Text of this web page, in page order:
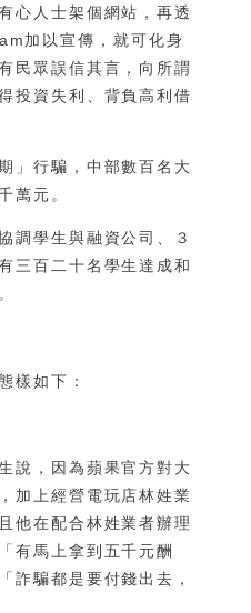
心人士架個網站，再透
加以宣傳，就可化身
民眾誤信其言，向所謂
投資失利、背負高利借
」行騙，中部數百名大
萬元。
調學生與融資公司、３
三百二十名學生達成和
樣如下：
說，因為蘋果官方對大
加上經營電玩店林姓業
他在配合林姓業者辦理
有馬上拿到五千元酬
詐騙都是要付錢出去，